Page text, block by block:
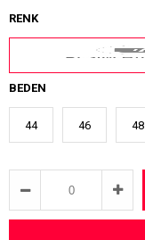
RENK
BEDEN
44 46 48